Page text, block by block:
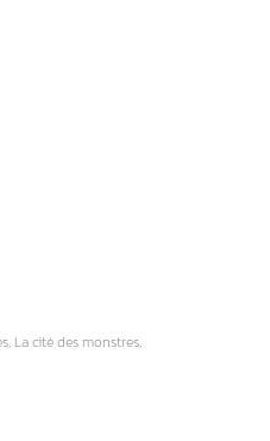
La cité des monstres,